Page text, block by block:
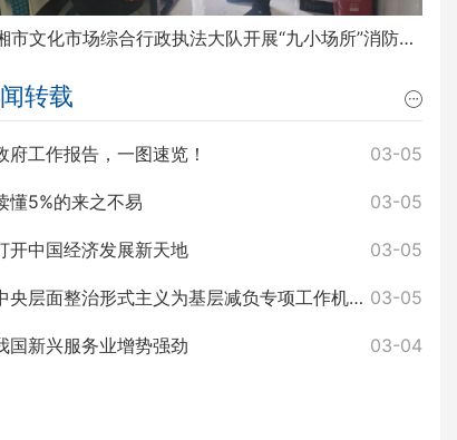
临湘市文化市场综合行政执法大队开展“九小场所”消防安全排查整治工作
转载
府工作报告，一图速览！ 03-05
懂5%的来之不易 03-05
开中国经济发展新天地 03-05
中央层面整治形式主义为基层减负专项工作机制办公室 中央纪委办公厅公开通报3起整治形式主义为基层减负典型问题 03-05
国新兴服务业增势强劲 03-04